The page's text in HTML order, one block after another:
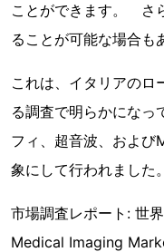
ことができます。 さ
ることが可能な場合も
これは、イタリアのロ
る調査で明らかになっ
フィ、超音波、および
象にして行われました。
市場調査レポート: 世
Medical Imaging